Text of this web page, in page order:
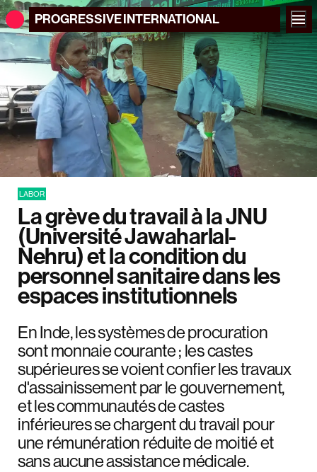
PROGRESSIVEINTERNATIONAL
LABOR
La grève du travail à la JNU
(Université Jawaharlal-
Nehru) et la condition du
personnel sanitaire dans les
espaces institutionnels
En Inde, les systèmes de procuration
sont monnaie courante ; les castes
supérieures se voient confier les travaux
d'assainissement par le gouvernement,
et les communautés de castes
inférieures se chargent du travail pour
une rémunération réduite de moitié et
sans aucune assistance médicale.